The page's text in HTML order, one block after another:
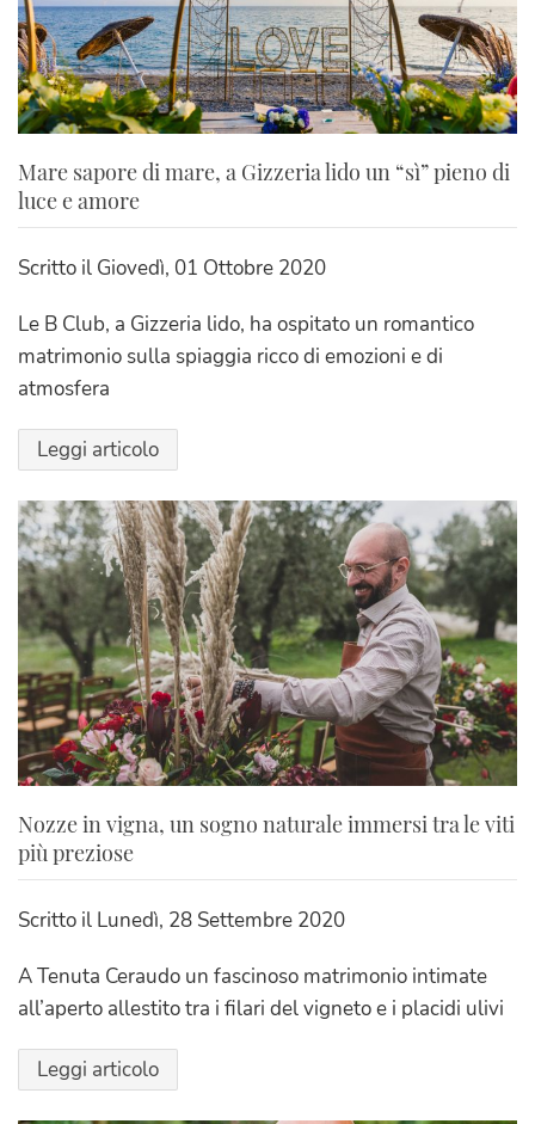
Mare sapore di mare, a Gizzeria lido un “sì” pieno di
luce e amore
Scritto il Giovedì, 01 Ottobre 2020
Le B Club, a Gizzeria lido, ha ospitato un romantico
matrimonio sulla spiaggia ricco di emozioni e di
atmosfera
Leggi articolo
Nozze in vigna, un sogno naturale immersi tra le viti
più preziose
Scritto il Lunedì, 28 Settembre 2020
A Tenuta Ceraudo un fascinoso matrimonio intimate
all’aperto allestito tra i filari del vigneto e i placidi ulivi
Leggi articolo